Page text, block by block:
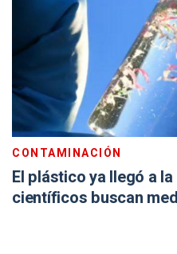
CONTAMINACIÓN
El plástico ya llegó a
científicos buscan